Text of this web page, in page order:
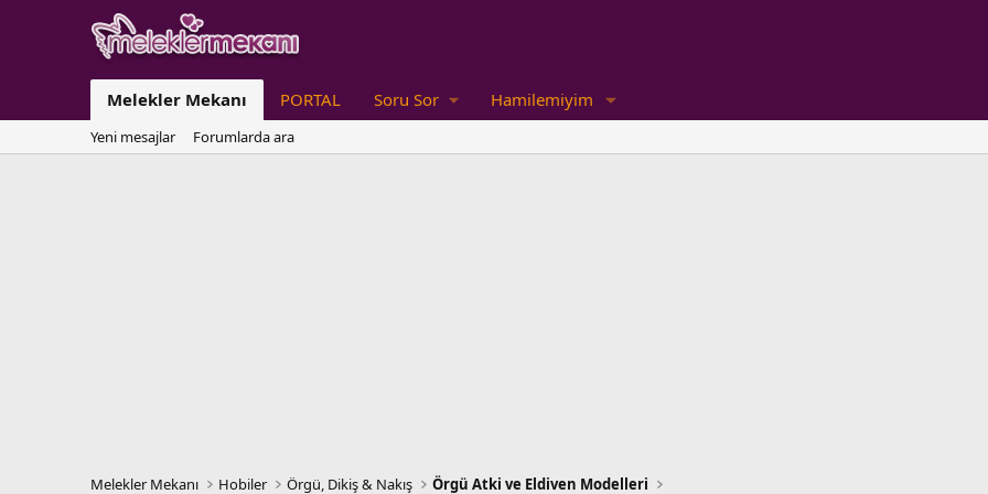
Melekler Mekanı PORTAL Soru Sor Hamilemiyim
Yeni mesajlar Forumlarda ara
Melekler Mekanı Hobiler Örgü, Dikiş & Nakış Örgü Atki ve Eldiven Modelleri